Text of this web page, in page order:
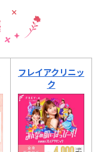
フレイアクリニッ
ク